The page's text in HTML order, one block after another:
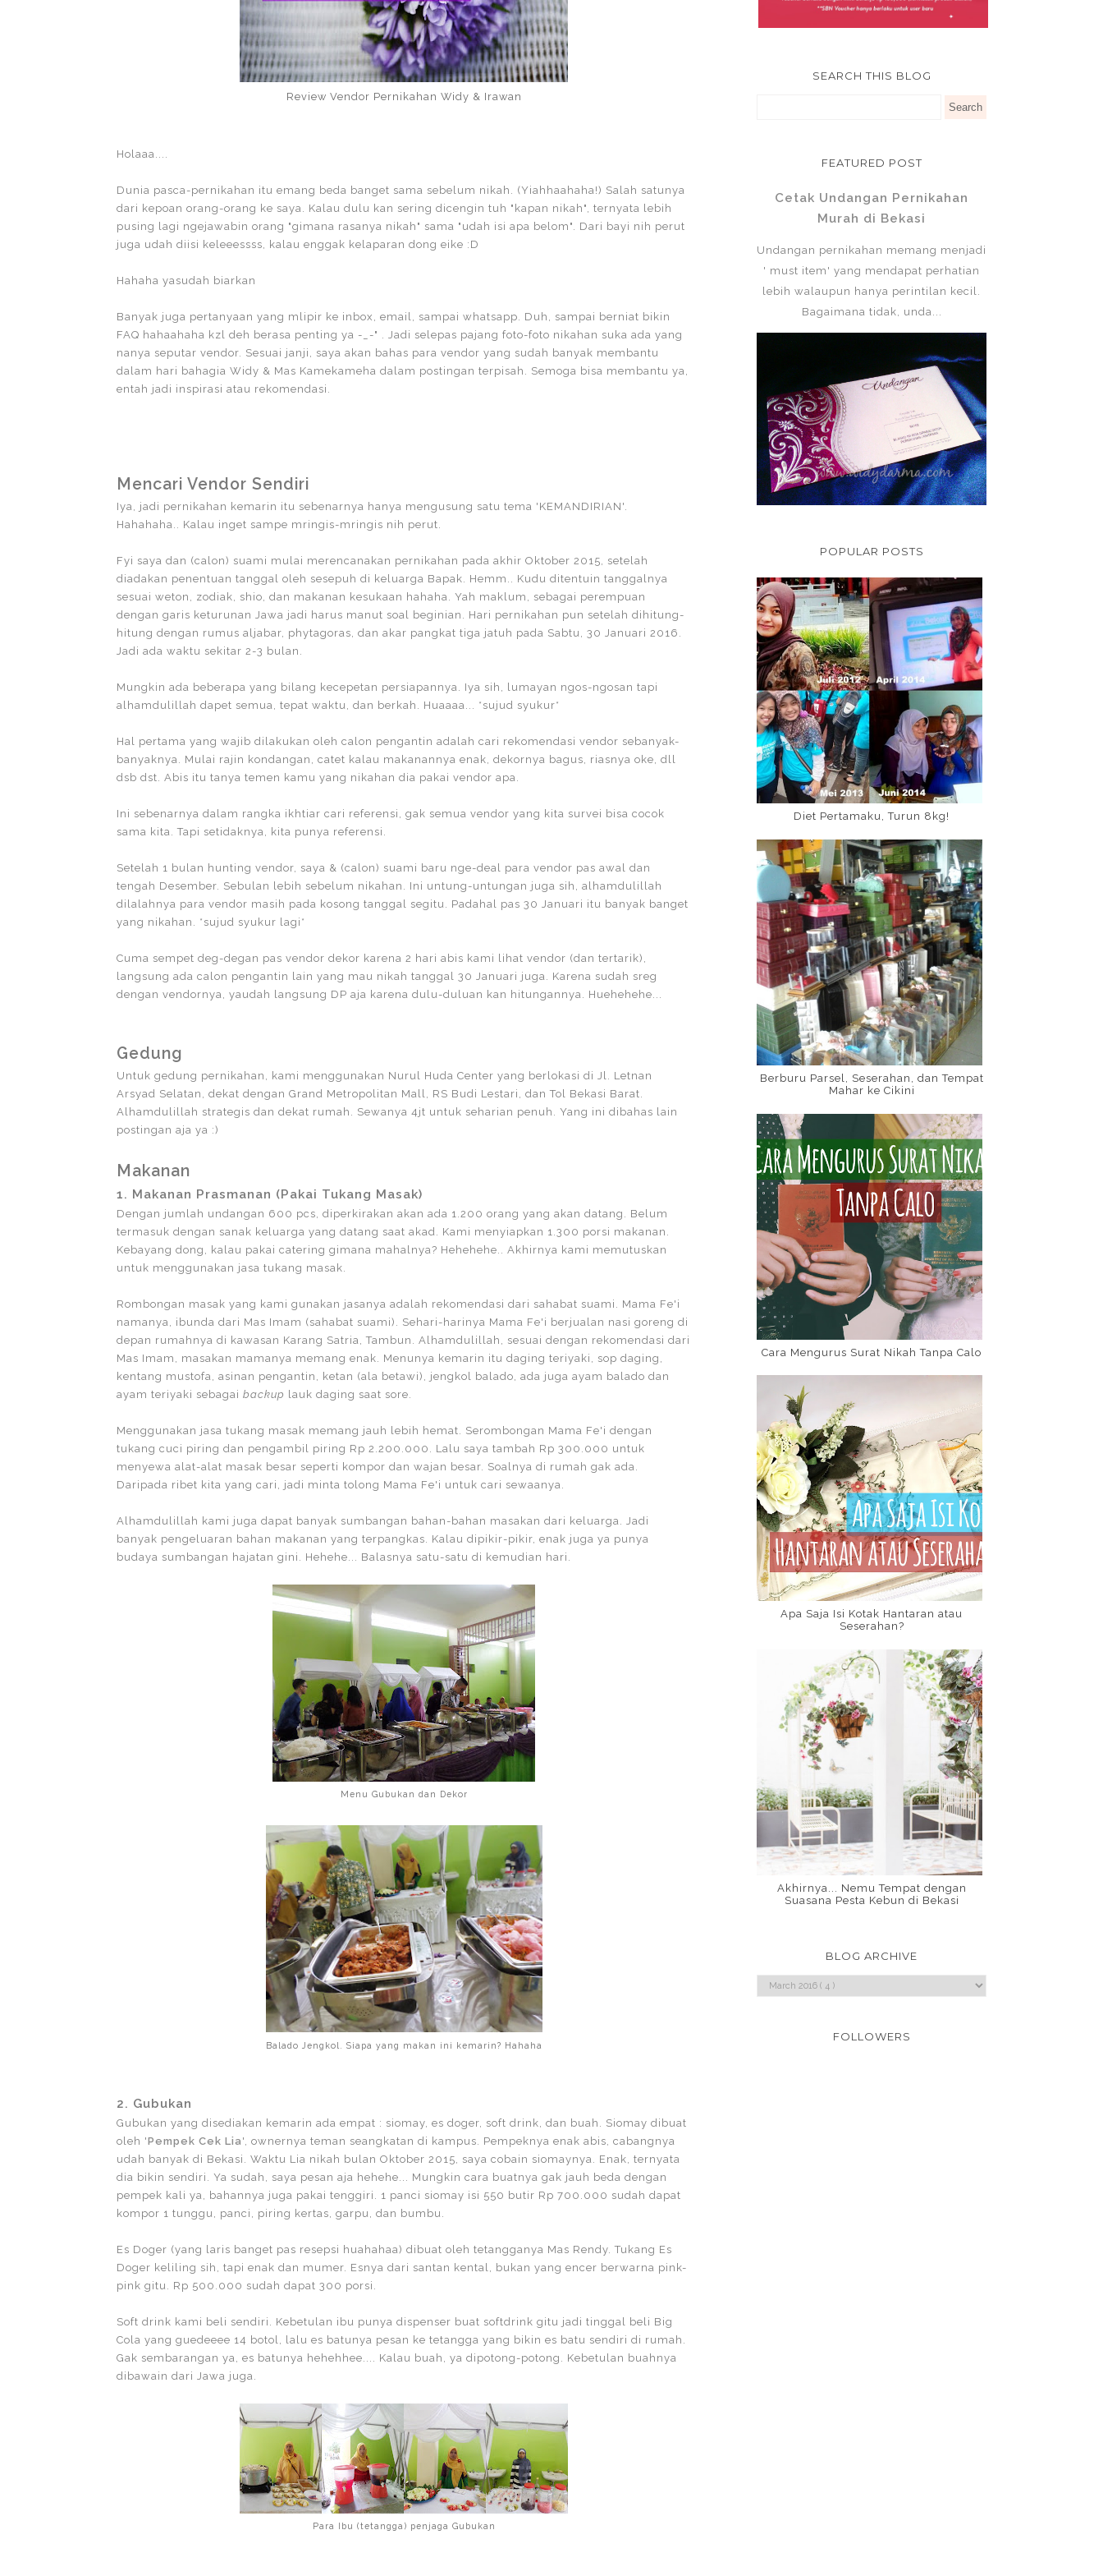
Review Vendor Pernikahan Widy & Irawan
Holaaa....
Dunia pasca-pernikahan itu emang beda banget sama sebelum nikah. (Yiahhaahaha!) Salah satunya
dari kepoan orang-orang ke saya. Kalau dulu kan sering dicengin tuh "kapan nikah", ternyata lebih
pusing lagi ngejawabin orang "gimana rasanya nikah" sama "udah isi apa belom". Dari bayi nih perut
juga udah diisi keleeessss, kalau enggak kelaparan dong eike :D
Hahaha yasudah biarkan
Banyak juga pertanyaan yang mlipir ke inbox, email, sampai whatsapp. Duh, sampai berniat bikin
FAQ hahaahaha kzl deh berasa penting ya -_-" . Jadi selepas pajang foto-foto nikahan suka ada yang
nanya seputar vendor. Sesuai janji, saya akan bahas para vendor yang sudah banyak membantu
dalam hari bahagia Widy & Mas Kamekameha dalam postingan terpisah. Semoga bisa membantu ya,
entah jadi inspirasi atau rekomendasi.
Mencari Vendor Sendiri
Iya, jadi pernikahan kemarin itu sebenarnya hanya mengusung satu tema 'KEMANDIRIAN'.
Hahahaha.. Kalau inget sampe mringis-mringis nih perut.
Fyi saya dan (calon) suami mulai merencanakan pernikahan pada akhir Oktober 2015, setelah
diadakan penentuan tanggal oleh sesepuh di keluarga Bapak. Hemm.. Kudu ditentuin tanggalnya
sesuai weton, zodiak, shio, dan makanan kesukaan hahaha. Yah maklum, sebagai perempuan
dengan garis keturunan Jawa jadi harus manut soal beginian. Hari pernikahan pun setelah dihitung-
hitung dengan rumus aljabar, phytagoras, dan akar pangkat tiga jatuh pada Sabtu, 30 Januari 2016.
Jadi ada waktu sekitar 2-3 bulan.
Mungkin ada beberapa yang bilang kecepetan persiapannya. Iya sih, lumayan ngos-ngosan tapi
alhamdulillah dapet semua, tepat waktu, dan berkah. Huaaaa... *sujud syukur*
Hal pertama yang wajib dilakukan oleh calon pengantin adalah cari rekomendasi vendor sebanyak-
banyaknya. Mulai rajin kondangan, catet kalau makanannya enak, dekornya bagus, riasnya oke, dll
dsb dst. Abis itu tanya temen kamu yang nikahan dia pakai vendor apa.
Ini sebenarnya dalam rangka ikhtiar cari referensi, gak semua vendor yang kita survei bisa cocok
sama kita. Tapi setidaknya, kita punya referensi.
Setelah 1 bulan hunting vendor, saya & (calon) suami baru nge-deal para vendor pas awal dan
tengah Desember. Sebulan lebih sebelum nikahan. Ini untung-untungan juga sih, alhamdulillah
dilalahnya para vendor masih pada kosong tanggal segitu. Padahal pas 30 Januari itu banyak banget
yang nikahan. *sujud syukur lagi*
Cuma sempet deg-degan pas vendor dekor karena 2 hari abis kami lihat vendor (dan tertarik),
langsung ada calon pengantin lain yang mau nikah tanggal 30 Januari juga. Karena sudah sreg
dengan vendornya, yaudah langsung DP aja karena dulu-duluan kan hitungannya. Huehehehe...
Gedung
Untuk gedung pernikahan, kami menggunakan Nurul Huda Center yang berlokasi di Jl. Letnan
Arsyad Selatan, dekat dengan Grand Metropolitan Mall, RS Budi Lestari, dan Tol Bekasi Barat.
Alhamdulillah strategis dan dekat rumah. Sewanya 4jt untuk seharian penuh. Yang ini dibahas lain
postingan aja ya :)
Makanan
1. Makanan Prasmanan (Pakai Tukang Masak)
Dengan jumlah undangan 600 pcs, diperkirakan akan ada 1.200 orang yang akan datang. Belum
termasuk dengan sanak keluarga yang datang saat akad. Kami menyiapkan 1.300 porsi makanan.
Kebayang dong, kalau pakai catering gimana mahalnya? Hehehehe.. Akhirnya kami memutuskan
untuk menggunakan jasa tukang masak.
Rombongan masak yang kami gunakan jasanya adalah rekomendasi dari sahabat suami. Mama Fe'i
namanya, ibunda dari Mas Imam (sahabat suami). Sehari-harinya Mama Fe'i berjualan nasi goreng di
depan rumahnya di kawasan Karang Satria, Tambun. Alhamdulillah, sesuai dengan rekomendasi dari
Mas Imam, masakan mamanya memang enak. Menunya kemarin itu daging teriyaki, sop daging,
kentang mustofa, asinan pengantin, ketan (ala betawi), jengkol balado, ada juga ayam balado dan
ayam teriyaki sebagai backup lauk daging saat sore.
Menggunakan jasa tukang masak memang jauh lebih hemat. Serombongan Mama Fe'i dengan
tukang cuci piring dan pengambil piring Rp 2.200.000. Lalu saya tambah Rp 300.000 untuk
menyewa alat-alat masak besar seperti kompor dan wajan besar. Soalnya di rumah gak ada.
Daripada ribet kita yang cari, jadi minta tolong Mama Fe'i untuk cari sewaanya.
Alhamdulillah kami juga dapat banyak sumbangan bahan-bahan masakan dari keluarga. Jadi
banyak pengeluaran bahan makanan yang terpangkas. Kalau dipikir-pikir, enak juga ya punya
budaya sumbangan hajatan gini. Hehehe... Balasnya satu-satu di kemudian hari.
Menu Gubukan dan Dekor
Balado Jengkol. Siapa yang makan ini kemarin? Hahaha
2. Gubukan
Gubukan yang disediakan kemarin ada empat : siomay, es doger, soft drink, dan buah. Siomay dibuat
oleh 'Pempek Cek Lia ', ownernya teman seangkatan di kampus. Pempeknya enak abis, cabangnya
udah banyak di Bekasi. Waktu Lia nikah bulan Oktober 2015, saya cobain siomaynya. Enak, ternyata
dia bikin sendiri. Ya sudah, saya pesan aja hehehe... Mungkin cara buatnya gak jauh beda dengan
pempek kali ya, bahannya juga pakai tenggiri. 1 panci siomay isi 550 butir Rp 700.000 sudah dapat
kompor 1 tunggu, panci, piring kertas, garpu, dan bumbu.
Es Doger (yang laris banget pas resepsi huahahaa) dibuat oleh tetangganya Mas Rendy. Tukang Es
Doger keliling sih, tapi enak dan mumer. Esnya dari santan kental, bukan yang encer berwarna pink-
pink gitu. Rp 500.000 sudah dapat 300 porsi.
Soft drink kami beli sendiri. Kebetulan ibu punya dispenser buat softdrink gitu jadi tinggal beli Big
Cola yang guedeeee 14 botol, lalu es batunya pesan ke tetangga yang bikin es batu sendiri di rumah.
Gak sembarangan ya, es batunya hehehhee.... Kalau buah, ya dipotong-potong. Kebetulan buahnya
dibawain dari Jawa juga.
Para Ibu (tetangga) penjaga Gubukan
SEARCH THIS BLOG
FEATURED POST
Cetak Undangan Pernikahan
Murah di Bekasi
Undangan pernikahan memang menjadi
' must item' yang mendapat perhatian
lebih walaupun hanya perintilan kecil.
Bagaimana tidak, unda...
POPULAR POSTS
Diet Pertamaku, Turun 8kg!
Berburu Parsel, Seserahan, dan Tempat
Mahar ke Cikini
Cara Mengurus Surat Nikah Tanpa Calo
Apa Saja Isi Kotak Hantaran atau
Seserahan?
Akhirnya... Nemu Tempat dengan
Suasana Pesta Kebun di Bekasi
BLOG ARCHIVE
FOLLOWERS